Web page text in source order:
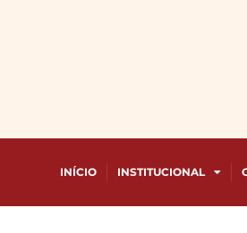
INÍCIO INSTITUCIONAL